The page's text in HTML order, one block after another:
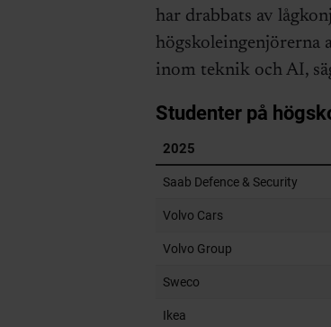
har drabbats av
högskoleingenjörerna
inom teknik och AI,